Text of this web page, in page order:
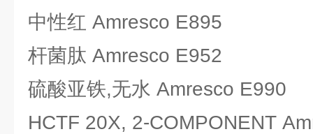
中性红 Amresco E895
杆菌肽 Amresco E952
硫酸亚铁,无水 Amresco E990
HCTF 20X, 2-COMPONENT